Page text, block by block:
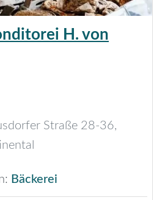
H. von
Straße 28-36,
Bäckerei